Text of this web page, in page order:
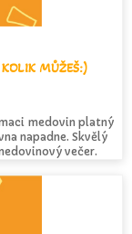
MŮŽEŠ:)
medovin platný
napadne. Skvělý
večer.